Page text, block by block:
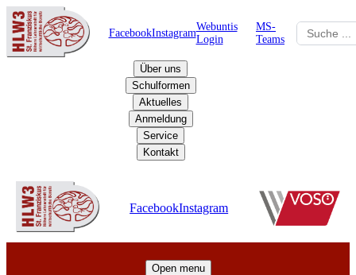
FacebookInstagram
Webuntis
Login
MS-
Teams
Über uns
Schulformen
Aktuelles
Anmeldung
Service
Kontakt
FacebookInstagram
Open menu